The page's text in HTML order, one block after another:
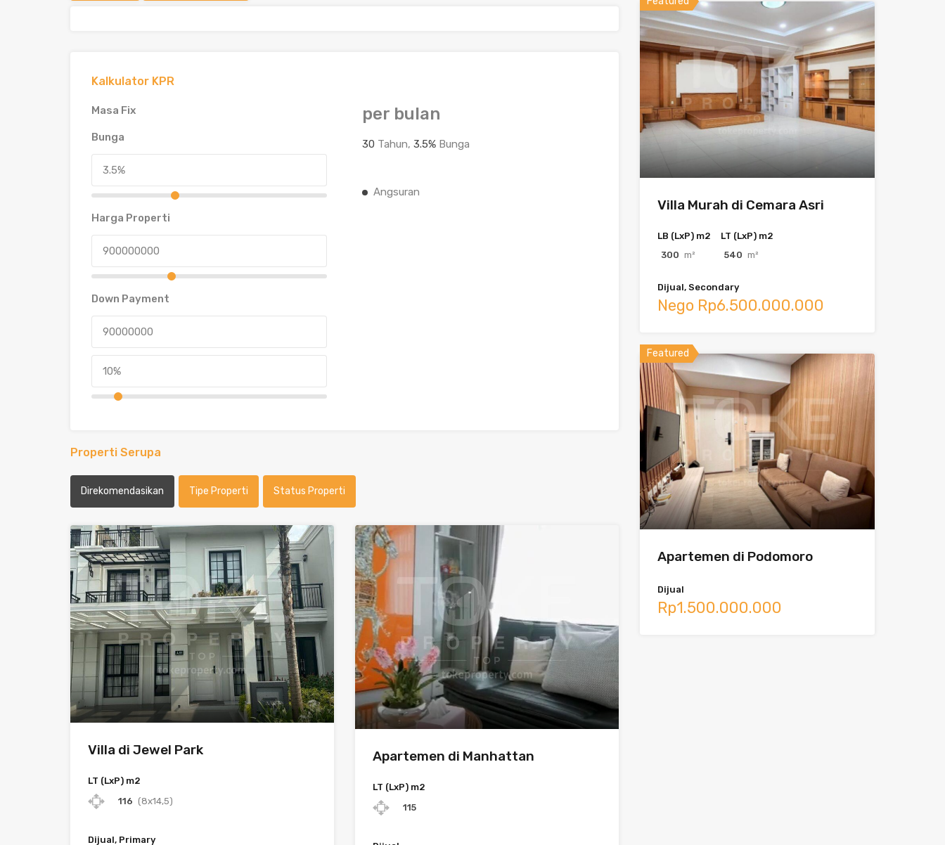
Kalkulator KPR
Masa Fix
Bunga
Harga Properti
Down Payment
per bulan
30 Tahun, 3.5%Bunga
Angsuran
Properti Serupa
Direkomendasikan Tipe Properti Status Properti
Villa di Jewel Park
LT (LxP) m2
116 (8x14,5)
Dijual, Primary
Apartemen di Manhattan
LT (LxP) m2
115
Villa Murah di Cemara Asri
LB (LxP) m2
300 m²
LT (LxP) m2
540 m²
Dijual, Secondary
Nego Rp6.500.000.000
Featured
Apartemen di Podomoro
Dijual
Rp1.500.000.000